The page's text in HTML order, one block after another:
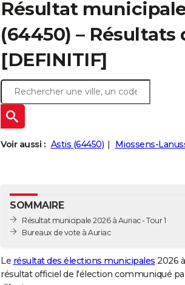
Résultat
(64450) – Résultats
[DEFINITIF]
Voir aussi : Astis (64450) Miossens-
SOMMAIRE
Résultat municipale 2026 à Auriac - Tour 1
Bureaux de vote à Auriac
Le résultat des élections municipales 2026
résultat officiel de l'élection communiqué